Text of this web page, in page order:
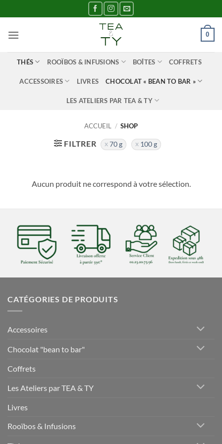
au
contenu
0
THÉS ROOÏBOS & INFUSIONS BOÎTES COFFRETS
ACCESSOIRES LIVRES CHOCOLAT « BEAN TO BAR »
LES ATELIERS PAR TEA & TY
ACCUEIL / SHOP
FILTRER 70 g 100 g
Aucun produit ne correspond à votre sélection.
CATÉGORIES DE PRODUITS
Accessoires
Chocolat "bean to bar"
Coffrets
Les Ateliers par TEA & TY
Livres
Rooïbos & Infusions